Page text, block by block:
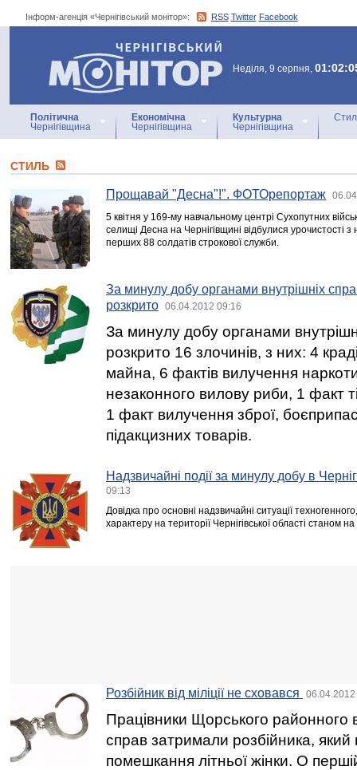
Інформ-агенція «Чернігівський монітор»: RSS Twitter Facebook
Інформ-агенція
«Чернігівський монітор»
Неділя, 9 серпня,
Політична
Чернігівщина
Економічна
Чернігівщина
Культурна
Чернігівщина
СТИЛЬ
Прощавай "Десна"!". ФОТОрепортаж
5 квітня у 169-му навчальному центрі Сухопутних
селищі Десна на Чернігівщині відбулися урочистості
перших 88 солдатів строкової служби.
За минулу добу органами внутрішніх
розкрито
06.04.2012 09:16
За минулу добу органами
розкрито 16 злочинів, з них: 4
майна, 6 фактів вилучення
незаконного вилову риби, 1 факт
1 факт вилучення зброї,
підакцизних товарів.
Надзвичайні події за минулу добу в
09:13
Довідка про основні надзвичайні ситуації
характеру на території Чернігівської області станом
Розбійник від міліції не сховався
Працівники Щорського районного
справ затримали розбійника, який
помешкання літньої жінки. О